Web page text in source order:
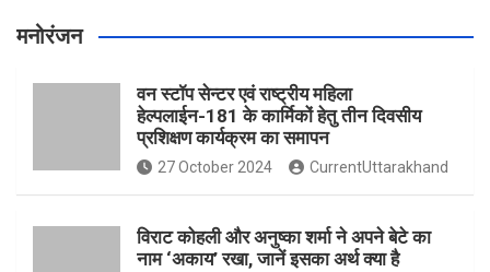
मनोरंजन
वन स्टॉप सेन्टर एवं राष्ट्रीय महिला
हेल्पलाईन-181 के कार्मिकों हेतु तीन दिवसीय
प्रशिक्षण कार्यक्रम का समापन
27 October 2024 CurrentUttarakhand
विराट कोहली और अनुष्का शर्मा ने अपने बेटे का
नाम ‘अकाय’ रखा, जानें इसका अर्थ क्‍या है